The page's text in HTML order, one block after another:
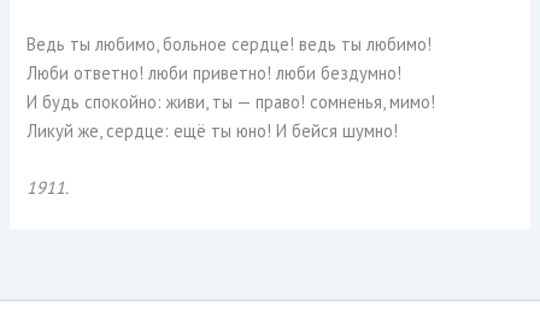
Ведь ты любимо, больное сердце! ведь ты любимо!
Люби ответно! люби приветно! люби бездумно!
И будь спокойно: живи, ты — право! сомненья, мимо!
Ликуй же, сердце: ещё ты юно! И бейся шумно!
1911.